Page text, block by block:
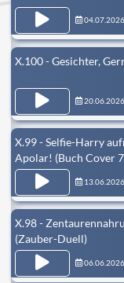
04.07.2026
X.100 - Gesichter,
20.06.2026
X.99 - Selfie-Harry
Apolar! (Buch Cover
13.06.2026
X.98 -
(Zauber-Duell)
06.06.2026